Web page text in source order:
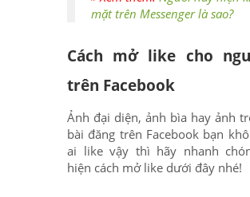
mặt trên Messenger là sao?
Cách mở like cho
trên Facebook
Ảnh đại diện, ảnh bìa hay ảnh
bài đăng trên Facebook bạn
ai like vậy thì hãy nhanh
hiện cách mở like dưới đây nhé!